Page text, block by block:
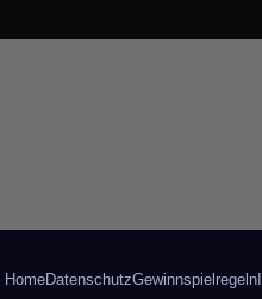
HomeDatenschutzGewinnspielregeln